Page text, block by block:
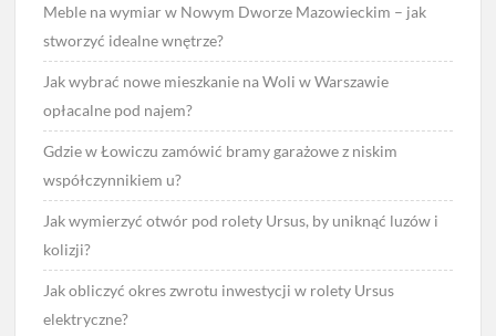
Meble na wymiar w Nowym Dworze Mazowieckim – jak
stworzyć idealne wnętrze?
Jak wybrać nowe mieszkanie na Woli w Warszawie
opłacalne pod najem?
Gdzie w Łowiczu zamówić bramy garażowe z niskim
współczynnikiem u?
Jak wymierzyć otwór pod rolety Ursus, by uniknąć luzów i
kolizji?
Jak obliczyć okres zwrotu inwestycji w rolety Ursus
elektryczne?